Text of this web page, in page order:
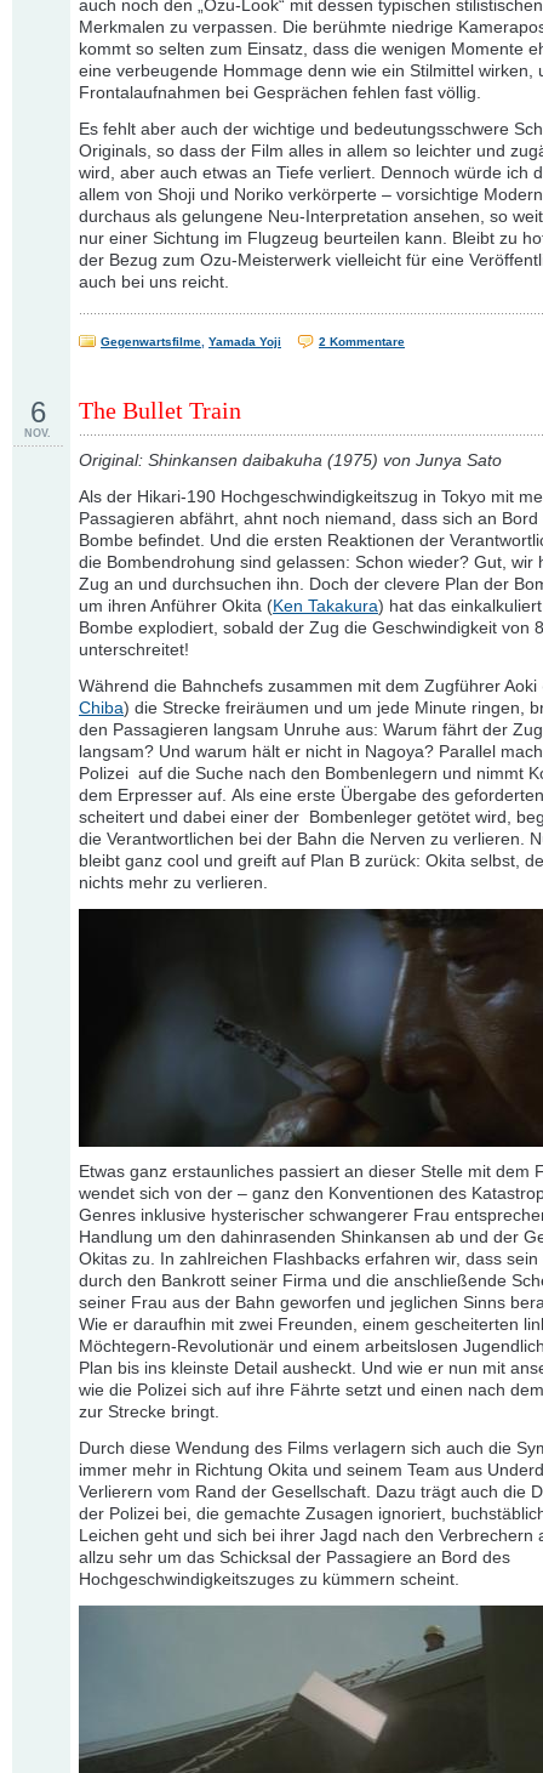
auch noch den „Ozu-Look“ mit dessen typischen stilistischen
Merkmalen zu verpassen. Die berühmte niedrige
kommt so selten zum Einsatz, dass die wenigen Momente
eine verbeugende Hommage denn wie ein Stilmittel wirken,
Frontalaufnahmen bei Gesprächen fehlen fast völlig.
Es fehlt aber auch der wichtige und bedeutungsschwere
Originals, so dass der Film alles in allem so leichter und
wird, aber auch etwas an Tiefe verliert. Dennoch würde ich
allem von Shoji und Noriko verkörperte – vorsichtige
durchaus als gelungene Neu-Interpretation ansehen, so
nur einer Sichtung im Flugzeug beurteilen kann. Bleibt zu
der Bezug zum Ozu-Meisterwerk vielleicht für eine
auch bei uns reicht.
Gegenwartsfilme Yamada Yoji 2 Kommentare
The Bullet Train
6
NOV.
Original: Shinkansen daibakuha (1975) von Junya Sato
Als der Hikari-190 Hochgeschwindigkeitszug in Tokyo mit
Passagieren abfährt, ahnt noch niemand, dass sich an Bord
Bombe befindet. Und die ersten Reaktionen der
die Bombendrohung sind gelassen: Schon wieder? Gut, wir
Zug an und durchsuchen ihn. Doch der clevere Plan der
um ihren Anführer Okita (Ken Takakura) hat das
Bombe explodiert, sobald der Zug die Geschwindigkeit von
unterschreitet!
Während die Bahnchefs zusammen mit dem Zugführer Aoki
Chiba) die Strecke freiräumen und um jede Minute ringen,
den Passagieren langsam Unruhe aus: Warum fährt der
langsam? Und warum hält er nicht in Nagoya? Parallel
Polizei auf die Suche nach den Bombenlegern und nimmt
dem Erpresser auf. Als eine erste Übergabe des
scheitert und dabei einer der Bombenleger getötet wird,
die Verantwortlichen bei der Bahn die Nerven zu verlieren.
bleibt ganz cool und greift auf Plan B zurück: Okita selbst,
nichts mehr zu verlieren.
Etwas ganz erstaunliches passiert an dieser Stelle mit dem
wendet sich von der – ganz den Konventionen des
Genres inklusive hysterischer schwangerer Frau
Handlung um den dahinrasenden Shinkansen ab und der
Okitas zu. In zahlreichen Flashbacks erfahren wir, dass sein
durch den Bankrott seiner Firma und die anschließende
seiner Frau aus der Bahn geworfen und jeglichen Sinns
Wie er daraufhin mit zwei Freunden, einem gescheiterten
Möchtegern-Revolutionär und einem arbeitslosen
Plan bis ins kleinste Detail ausheckt. Und wie er nun mit
wie die Polizei sich auf ihre Fährte setzt und einen nach
zur Strecke bringt.
Durch diese Wendung des Films verlagern sich auch die
immer mehr in Richtung Okita und seinem Team aus
Verlierern vom Rand der Gesellschaft. Dazu trägt auch die
der Polizei bei, die gemachte Zusagen ignoriert,
Leichen geht und sich bei ihrer Jagd nach den Verbrechern
allzu sehr um das Schicksal der Passagiere an Bord des
Hochgeschwindigkeitszuges zu kümmern scheint.